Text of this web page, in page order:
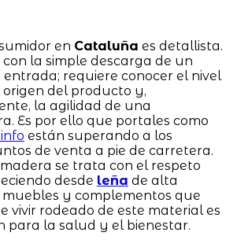
en Cataluña es detallista.
con la simple descarga de un
requiere conocer el nivel
del producto y,
la agilidad de una
Es por ello que portales como
están superando a los
de venta a pie de carretera.
se trata con el respeto
desde leña de alta
y complementos que
vivir rodeado de este material es
para la salud y el bienestar.